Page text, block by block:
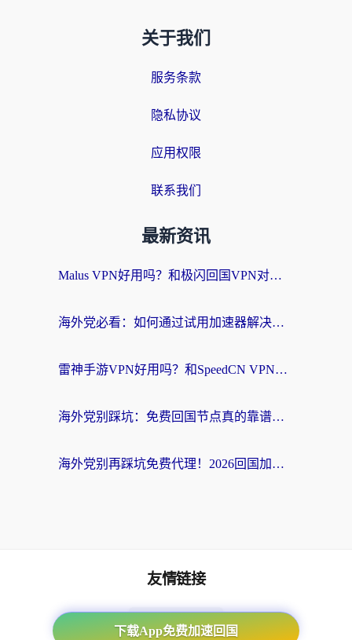
关于我们
服务条款
隐私协议
应用权限
联系我们
最新资讯
Malus VPN好用吗？和极闪回国VPN对比哪个回国效果更好？海外党亲测3款加速器+避坑指南
海外党必看：如何通过试用加速器解决国内APP地区限制？附2026最新对比测评
雷神手游VPN好用吗？和SpeedCN VPN对比哪个回国效果更好？海外党亲测3款加速器+避坑指南
海外党别踩坑：免费回国节点真的靠谱吗？教你选对加速器无缝访问国内资源
海外党别再踩坑免费代理！2026回国加速器全攻略：从选线到避坑，无缝访问国内资源
下载App免费加速回国
友情链接
海外回国加速器